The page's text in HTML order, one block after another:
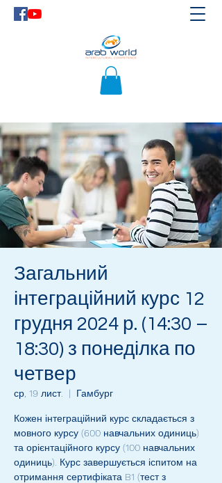
Загальний
інтеграційний курс 12
грудня 2024 р. (14:30 –
18:30) з понеділка по
четвер
ср, 19 лист.
  |
Гамбург
Кожен інтеграційний курс складається з
мовного курсу (600 навчальних одиниць)
та орієнтаційного курсу (100 навчальних
одиниць). Курс завершується іспитом на
отримання сертифіката B1 (тест з